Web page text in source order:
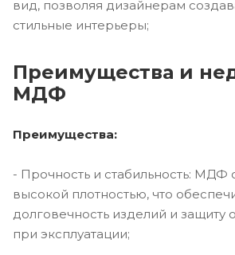
вид, позволяя дизайнерам
стильные интерьеры;
Преимущества и
МДФ
Преимущества:
- Прочность и стабильность: МДФ
высокой плотностью, что
долговечность изделий и защиту
при эксплуатации;